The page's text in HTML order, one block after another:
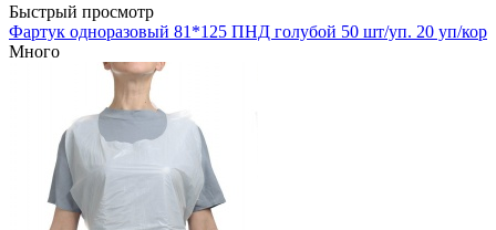
Быстрый просмотр
Фартук одноразовый 81*125 ПНД голубой 50 шт/уп. 20 уп/кор
Много